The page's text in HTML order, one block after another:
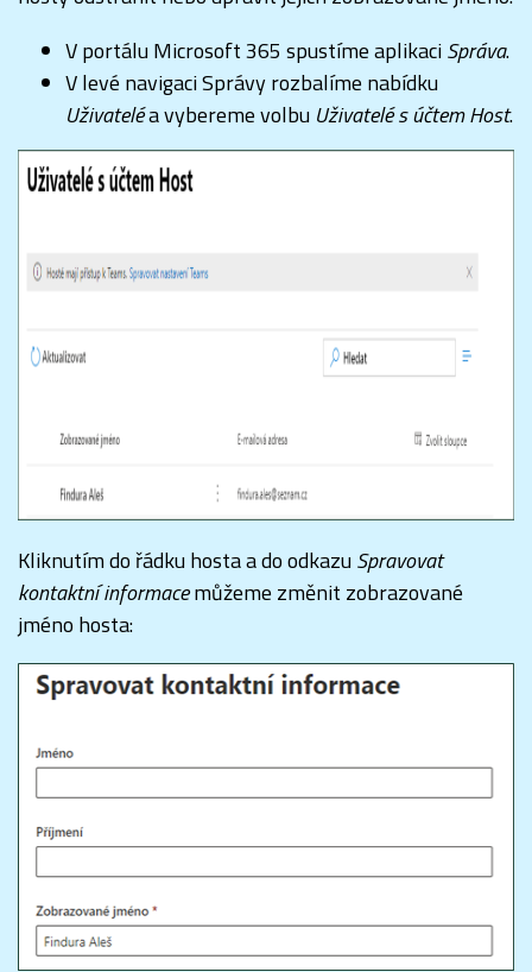
V portálu Microsoft 365 spustíme aplikaciSpráva.
V levé navigaci Správy rozbalíme nabídku
Uživateléa vybereme volbu Uživatelé s účtem Host.
Kliknutím do řádku hosta a do odkazuSpravovat
kontaktní informacemůžeme změnit zobrazované
jméno hosta: